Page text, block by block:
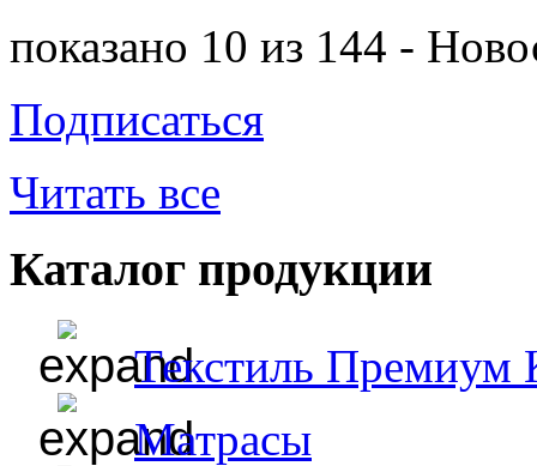
показано 10 из 144 -
Подписаться
Читать все
Каталог продукции
Текстиль Премиум
Матрасы